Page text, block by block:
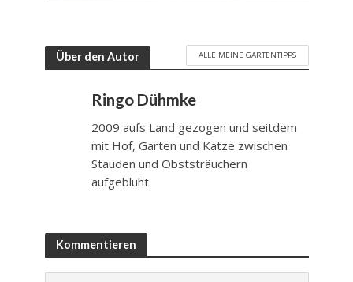
Über den Autor ALLE MEINE GARTENTIPPS
Ringo Dühmke
2009 aufs Land gezogen und seitdem
mit Hof, Garten und Katze zwischen
Stauden und Obststräuchern
aufgeblüht.
Kommentieren